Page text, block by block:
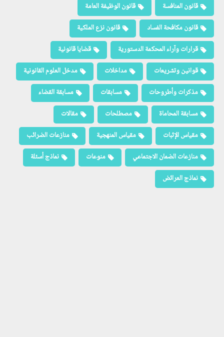
قانون المنافسة
قانون الوظيفة العامة
قانون مكافحة الفساد
قانون نزع الملكية
قرارات وآراء المحكمة الدستورية
قضايا قانونية
قوانين وتشريعات
مداخلات
مدخل العلوم القانونية
مذكرات وأطروحات
مسابقات
مسابقة القضاء
مسابقة المحاماة
مصطلحات
مقالات
مقياس الإثبات
مقياس المنهجية
منازعات الضرائب
منازعات الضمان الاجتماعي
منوعات
نماذج أسئلة
نماذج العرائض